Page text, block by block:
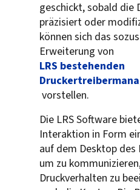
geschickt, sobald die
präzisiert oder
können sich das
Erweiterung von
LRS bestehenden
vorstellen.
Die LRS Software
Interaktion in Form
auf dem Desktop
um zu
Druckverhalten zu